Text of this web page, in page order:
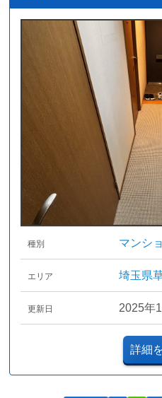
種別 マンシ
エリア 埼玉県
更新日 2025年
詳細